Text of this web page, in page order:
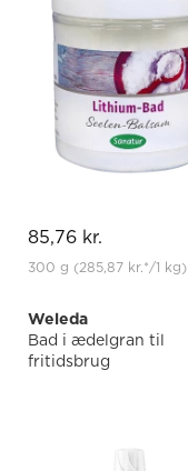
85,76 kr.
300 g (285,87 kr.*/1 kg)
Weleda
Bad i ædelgran til
fritidsbrug